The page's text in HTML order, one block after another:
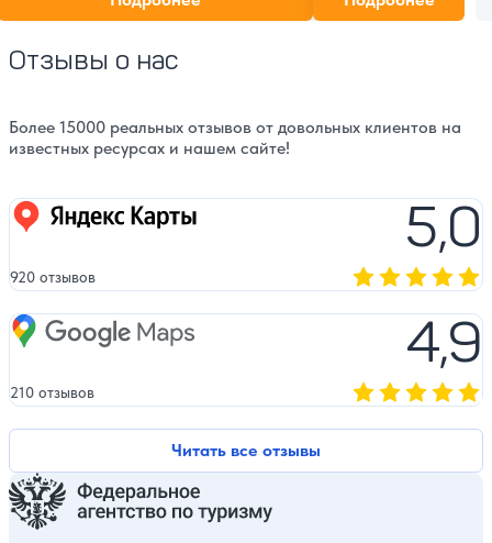
и местных жителей.
себя уникальное
Отзывы о нас
Более 15000 реальных отзывов от довольных клиентов на
известных ресурсах и нашем сайте!
Читать все отзывы
Яндекс карты 5,0
920 отзывов
Google Maps 4,9
210 отзывов